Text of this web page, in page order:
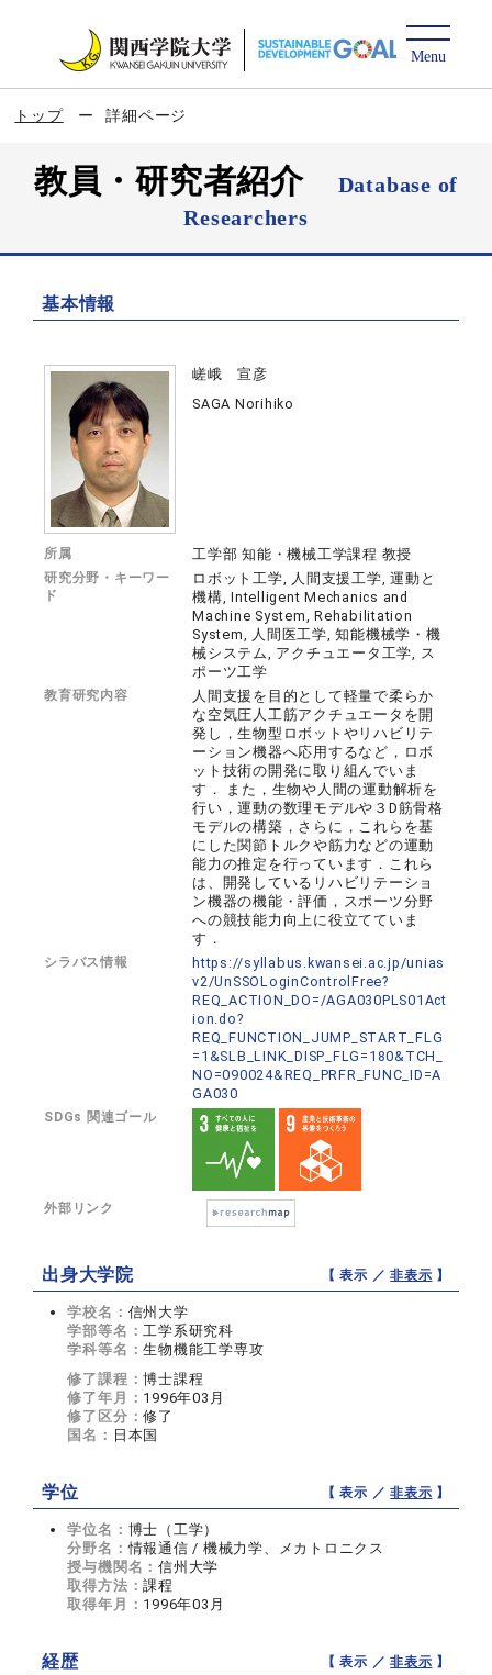
トップ 詳細ページ
教員・研究者紹介
Database of
Researchers
基本情報
嵯峨 宣彦
SAGA Norihiko
所属 工学部 知能・機械工学課程 教授
研究分野・キーワー
ド
ロボット工学, 人間支援工学, 運動と
機構, Intelligent Mechanics and
Machine System, Rehabilitation
System, 人間医工学, 知能機械学・機
械システム, アクチュエータ工学, ス
ポーツ工学
教育研究内容
人間支援を目的として軽量で柔らか
な空気圧人工筋アクチュエータを開
発し，生物型ロボットやリハビリテ
ーション機器へ応用するなど，ロボ
ット技術の開発に取り組んでいま
す． また，生物や人間の運動解析を
行い，運動の数理モデルや３D筋骨格
モデルの構築，さらに，これらを基
にした関節トルクや筋力などの運動
能力の推定を行っています．これら
は、開発しているリハビリテーショ
ン機器の機能・評価，スポーツ分野
への競技能力向上に役立てていま
す．
シラバス情報
https://syllabus.kwansei.ac.jp/unias
v2/UnSSOLoginControlFree?
REQ_ACTION_DO=/AGA030PLS01Act
ion.do?
REQ_FUNCTION_JUMP_START_FLG
=1&SLB_LINK_DISP_FLG=180&TCH_
NO=090024&REQ_PRFR_FUNC_ID=A
GA030
SDGs 関連ゴール
外部リンク
出身大学院 【 表示 ／非表示 】
学校名： 信州大学
学部等名：工学系研究科
学科等名：生物機能工学専攻
修了課程：博士課程
修了年月： 1996年03月
修了区分：修了
国名： 日本国
学位 【 表示 ／非表示 】
学位名： 博士（工学）
分野名：情報通信 / 機械力学、メカトロニクス
授与機関名：信州大学
取得方法：課程
取得年月： 1996年03月
経歴 【 表示 ／非表示 】